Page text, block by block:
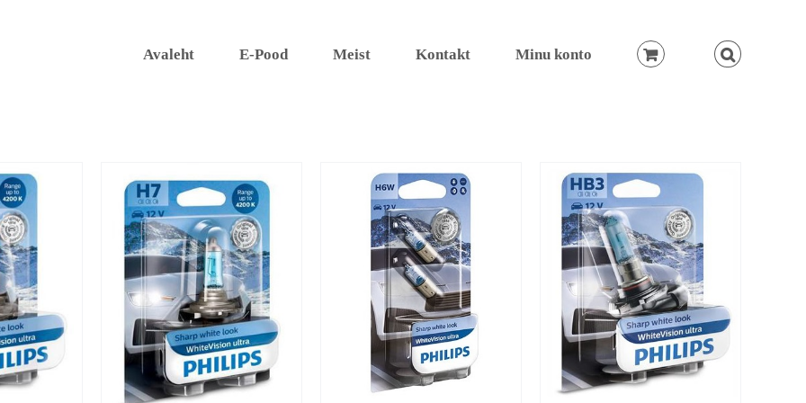
Avaleht E-Pood Meist Kontakt Minu konto